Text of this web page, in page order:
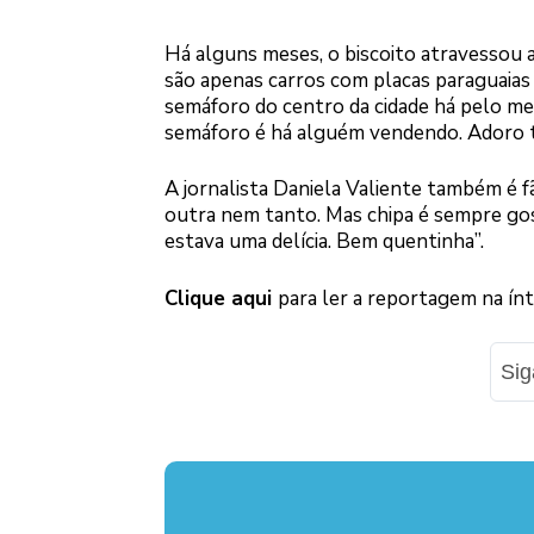
Há alguns meses, o biscoito atravessou
são apenas carros com placas
semáforo do centro da cidade há pelo
semáforo é há alguém vendendo.
A jornalista Daniela Valiente também é
outra nem tanto. Mas chipa é sempre
estava uma delícia. Bem quentinha”.
Clique aqui para ler a reportagem na